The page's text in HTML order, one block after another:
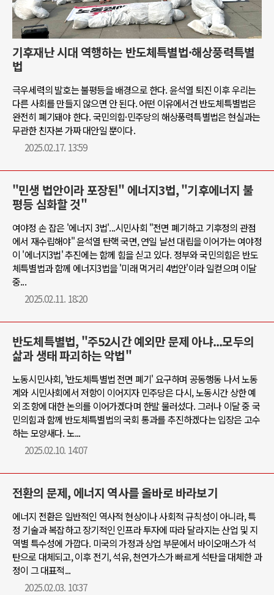
기후재난 시대 역행하는 반도체특별법·해상풍력특별
법
극우세력의 발호는 불평등을 배경으로 한다. 윤석열 퇴진 이후 우리는
다른 사회를 만들지 않으면 안 된다. 어떤 이유에서건 반도체특별법은
완전히 폐기돼야 한다. 국민의힘·민주당의 해상풍력특별법은 현실과는
무관한 친자본 가짜 대안일 뿐이다.
2025.02.17. 13:59
"민생 법안이라 포장된" 에너지3법, "기후에너지 불
평등 심화할 것"
여야정 손 잡은 '에너지 3법'...시민사회 "전면 폐기하고 기후정의 관점
에서 재수립해야" 윤석열 탄핵 국면, 연일 날선 대립을 이어가는 여야정
이 '에너지3법' 추진에는 함께 힘을 싣고 있다. 정부와 국민의힘은 반도
체특별법과 함께 에너지3법을 '미래 먹거리 4법안'이라 일컫으며 이달
중...
2025.02.11. 18:20
반도체특별법, "주52시간 예외만 문제 아냐...모두의
삶과 생태 파괴하는 악법"
노동시민사회, '반도체특별법 전면 폐기' 요구하며 공동행동 나서 노동
계와 시민사회에서 저항이 이어지자 민주당은 다시, 노동시간 상한 예
외 조항에 대한 논의를 이어가겠다며 한발 물러섰다. 그러나 이달 중 국
민의힘과 함께 반도체특별법의 국회 통과를 추진하겠다는 입장은 고수
하는 모양새다. 노...
2025.02.10. 14:07
전환의 문제, 에너지 역사를 올바로 바라보기
에너지 전환은 일반적인 역사적 현상이나 사회적 규칙성이 아니라, 특
정 기술과 복잡하고 장기적인 인프라 투자에 따라 달라지는 산업 및 지
역별 특수성에 가깝다. 미국의 가정과 상업 부문에서 바이오매스가 석
탄으로 대체되고, 이후 전기, 석유, 천연가스가 빠르게 석탄을 대체한 과
정이 그 대표적...
2025.02.03. 10:37